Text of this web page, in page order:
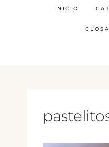
INICIO